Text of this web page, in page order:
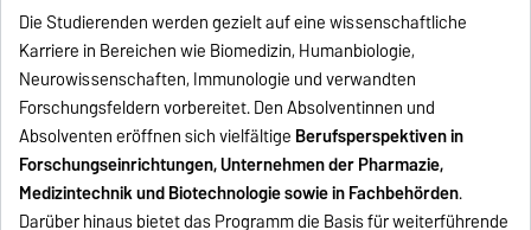
Die Studierenden werden gezielt auf eine wissenschaftliche
Karriere in Bereichen wie Biomedizin, Humanbiologie,
Neurowissenschaften, Immunologie und verwandten
Forschungsfeldern vorbereitet. Den Absolventinnen und
Absolventen eröffnen sich vielfältige Berufsperspektiven in
Forschungseinrichtungen, Unternehmen der Pharmazie,
Medizintechnik und Biotechnologie sowie in Fachbehörden.
Darüber hinaus bietet das Programm die Basis für weiterführende